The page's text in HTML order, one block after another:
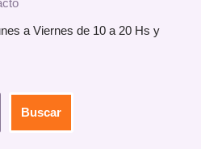
a Viernes de 10 a 20 Hs y
Buscar